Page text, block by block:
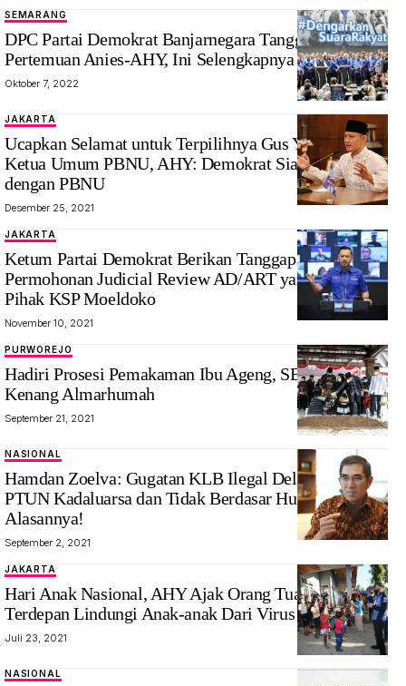
SEMARANG
DPC Partai Demokrat Banjarnegara Tanggapi Positif
Pertemuan Anies-AHY, Ini Selengkapnya
Oktober 7, 2022
JAKARTA
Ucapkan Selamat untuk Terpilihnya Gus Yahya Jadi
Ketua Umum PBNU, AHY: Demokrat Siap Bersinergi
dengan PBNU
Desember 25, 2021
JAKARTA
Ketum Partai Demokrat Berikan Tanggapan Mengenai
Permohonan Judicial Review AD/ART yang Diajukan
Pihak KSP Moeldoko
November 10, 2021
PURWOREJO
Hadiri Prosesi Pemakaman Ibu Ageng, SBY dan AHY
Kenang Almarhumah
September 21, 2021
NASIONAL
Hamdan Zoelva: Gugatan KLB Ilegal Deli Serdang di
PTUN Kadaluarsa dan Tidak Berdasar Hukum, Ini 3
Alasannya!
September 2, 2021
JAKARTA
Hari Anak Nasional, AHY Ajak Orang Tua Jadi Garda
Terdepan Lindungi Anak-anak Dari Virus Covid-19
Juli 23, 2021
NASIONAL